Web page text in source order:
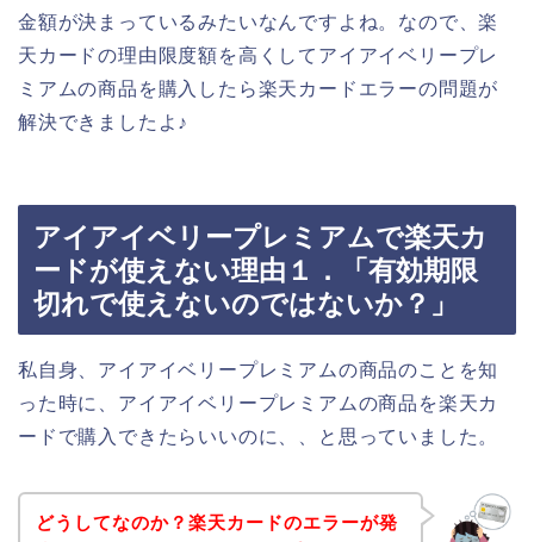
金額が決まっているみたいなんですよね。なので、楽
天カードの理由限度額を高くしてアイアイベリープレ
ミアムの商品を購入したら楽天カードエラーの問題が
解決できましたよ♪
アイアイベリープレミアムで楽天カ
ードが使えない理由１．「有効期限
切れで使えないのではないか？」
私自身、アイアイベリープレミアムの商品のことを知
った時に、アイアイベリープレミアムの商品を楽天カ
ードで購入できたらいいのに、、と思っていました。
どうしてなのか？楽天カードのエラーが発